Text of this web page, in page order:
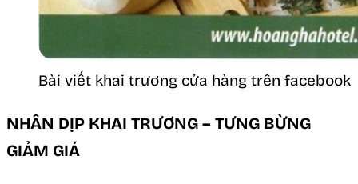
Bài viết khai trương cửa hàng trên facebook
NHÂN DỊP KHAI TRƯƠNG – TƯNG BỪNG
GIẢM GIÁ